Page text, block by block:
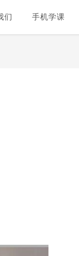
们 手机学课